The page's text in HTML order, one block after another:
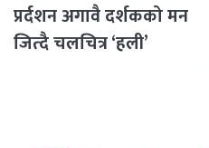
प्रर्दशन अगावै दर्शकको मन
जित्दै चलचित्र ‘हली’